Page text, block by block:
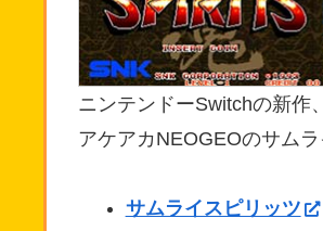
ニンテンドーSwitchの新作
アケアカNEOGEOのサム
サムライスピリッツ